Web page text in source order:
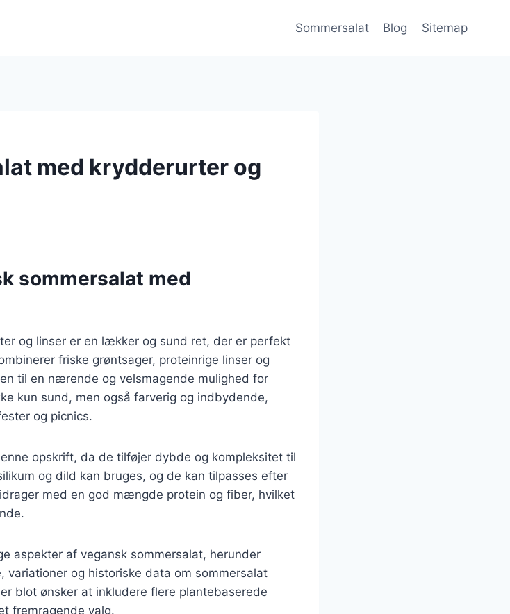
Sommersalat Blog Sitemap
med krydderurter og
sommersalat med
og linser er en lækker og sund ret, der er perfekt
friske grøntsager, proteinrige linser og
til en nærende og velsmagende mulighed for
kun sund, men også farverig og indbydende,
og picnics.
opskrift, da de tilføjer dybde og kompleksitet til
og dild kan bruges, og de kan tilpasses efter
med en god mængde protein og fiber, hvilket
aspekter af vegansk sommersalat, herunder
og historiske data om sommersalat
blot ønsker at inkludere flere plantebaserede
fremragende valg.